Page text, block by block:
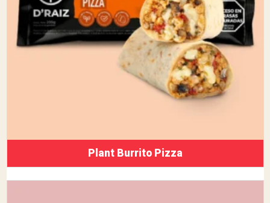
Plant Burrito Pizza